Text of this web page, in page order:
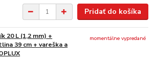
Pridať do košíka
20 L (1,2 mm) +
39 cm + vareška a
momentálne vypredané